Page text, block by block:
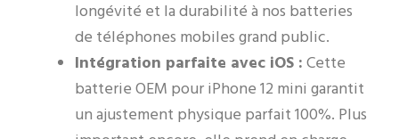
longévité et la durabilité à nos batteries
de téléphones mobiles grand public.
Intégration parfaite avec iOS :Cette
batterie OEM pour iPhone 12 mini garantit
un ajustement physique parfait 100%. Plus